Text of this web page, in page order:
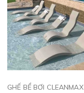
GHẾ BỂ BƠI CLEANMAX